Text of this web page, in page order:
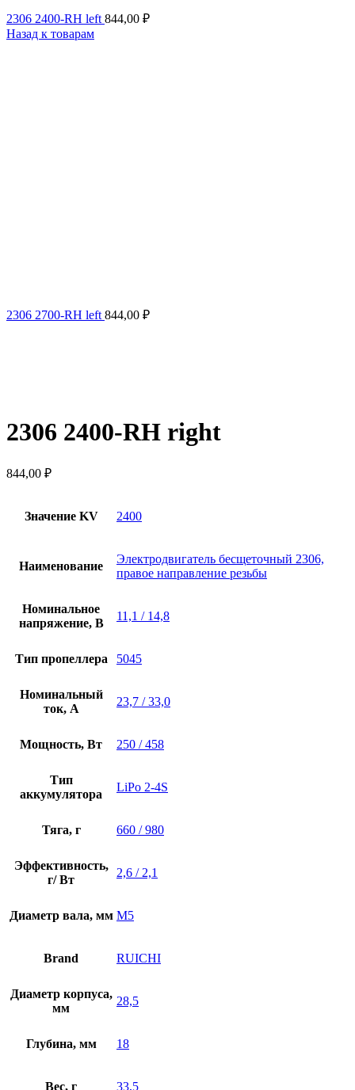
2306 2400-RH left 844,00 ₽
Назад к товарам
2306 2700-RH left 844,00 ₽
2306 2400-RH right
844,00 ₽
Значение KV 2400
Наименование
Электродвигатель бесщеточный 2306,
правое направление резьбы
Номинальное
напряжение, В
11,1 / 14,8
Тип пропеллера 5045
Номинальный
ток, А
23,7 / 33,0
Мощность, Вт 250 / 458
Тип
аккумулятора
LiPo 2-4S
Тяга, г 660 / 980
Эффективность,
г/ Вт
2,6 / 2,1
Диаметр вала, мм M5
Brand RUICHI
Диаметр корпуса,
мм
28,5
Глубина, мм 18
Вес, г 33,5